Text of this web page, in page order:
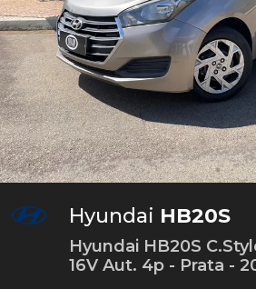
Hyundai HB20S
Hyundai HB20S
16V Aut. 4p - Prata -